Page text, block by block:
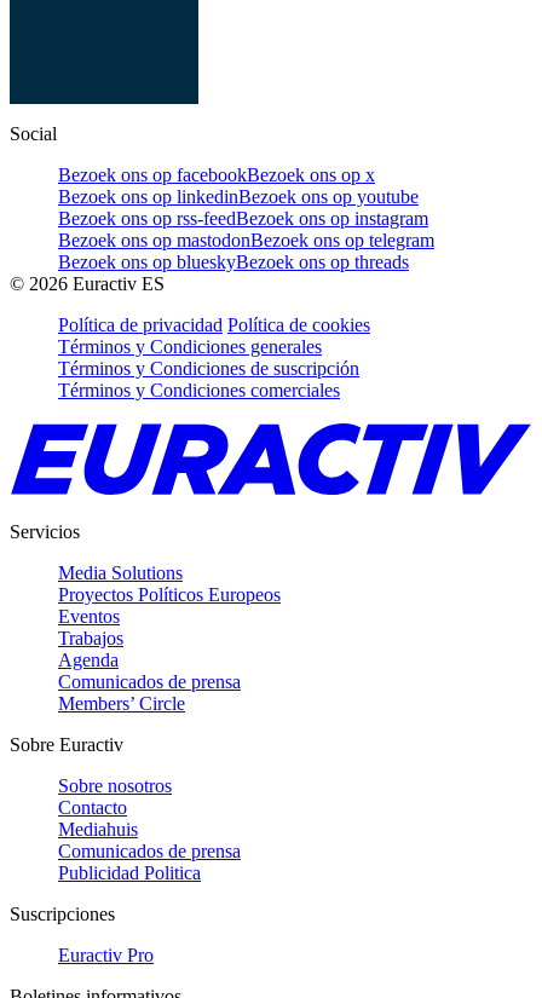
Social
Bezoek ons op facebookBezoek ons op x
Bezoek ons op linkedinBezoek ons op youtube
Bezoek ons op rss-feedBezoek ons op instagram
Bezoek ons op mastodonBezoek ons op telegram
Bezoek ons op blueskyBezoek ons op threads
© 2026 Euractiv ES
Política de privacidad Política de cookies
Términos y Condiciones generales
Términos y Condiciones de suscripción
Términos y Condiciones comerciales
Servicios
Media Solutions
Proyectos Políticos Europeos
Eventos
Trabajos
Agenda
Comunicados de prensa
Members’ Circle
Sobre Euractiv
Sobre nosotros
Contacto
Mediahuis
Comunicados de prensa
Publicidad Politica
Suscripciones
Euractiv Pro